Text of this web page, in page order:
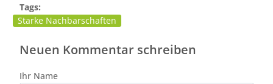
Tags:
Starke Nachbarschaften
Neuen Kommentar schreiben
Ihr Name